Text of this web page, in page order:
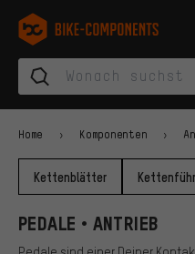
Zur Hauptnavigation springen
Zur Kategorienavigation
Zum Inhalt springen
Zu Marken und Newsletter
Zur Fußzeile springen
bike-components.de
Home Komponenten
Kettenblätter
PEDALE • ANTRIEB